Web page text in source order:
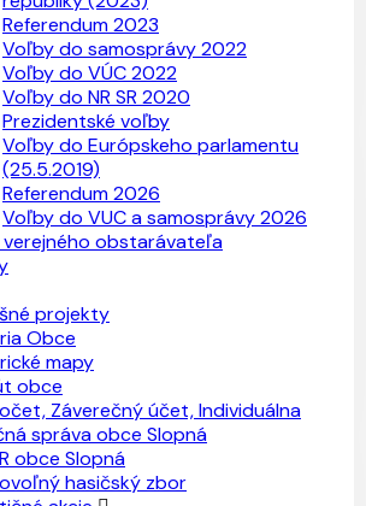
Referendum 2023
Voľby do samosprávy 2022
Voľby do VÚC 2022
Voľby do NR SR 2020
Prezidentské voľby
Voľby do Európskeho parlamentu
(25.5.2019)
Referendum 2026
Voľby do VUC a samosprávy 2026
verejného obstarávateľa
projekty
Obce
mapy
obce
Záverečný účet, Individuálna
správa obce Slopná
obce Slopná
hasičský zbor